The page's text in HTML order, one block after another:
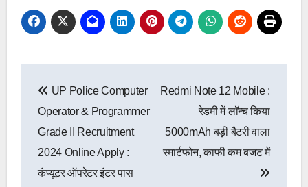
navigation
UP Police Computer
Operator & Programmer
Grade II Recruitment
2024 Online Apply :
कंप्यूटर ऑपरेटर इंटर पास
Redmi Note 12 Mobile :
रेडमी में लॉन्च किया
5000mAh बड़ी बैटरी वाला
स्मार्टफोन, काफी कम बजट में